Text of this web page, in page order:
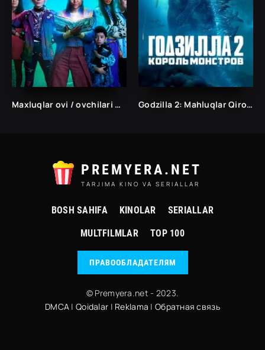
Maxluqlar ovi / ovchilari O'zbek uzbek tilida 2022 HD Tarjima kino Godzilla 2: Mahluqlar Qiroli/Uzbek tilida Tarjima kinolar Ўзбек тилида Таржима кинолар/
PREMYERA.NET
TARJIMA KINO VA SERIALLAR
BOSH SAHIFA KINOLAR SERIALLAR
MULTFILMLAR TOP 100
ПРАВООБЛАДАТЕЛЯМ
© Premyera.net - 2023.
DMCA |Qoidalar | Reklama | Обратная связь